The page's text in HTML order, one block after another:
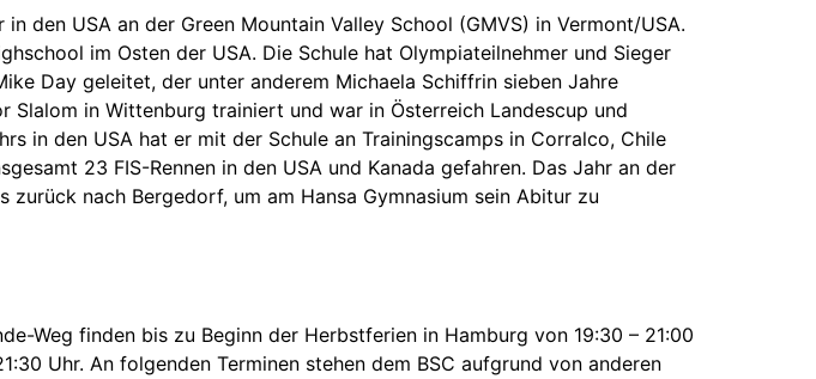
den USA an der Green Mountain Valley School (GMVS) in Vermont/USA.
im Osten der USA. Die Schule hat Olympiateilnehmer und Sieger
Day geleitet, der unter anderem Michaela Schiffrin sieben Jahre
in Wittenburg trainiert und war in Österreich Landescup und
in den USA hat er mit der Schule an Trainingscamps in Corralco, Chile
23 FIS-Rennen in den USA und Kanada gefahren. Das Jahr an der
nach Bergedorf, um am Hansa Gymnasium sein Abitur zu
Weg finden bis zu Beginn der Herbstferien in Hamburg von 19:30 – 21:00
Uhr. An folgenden Terminen stehen dem BSC aufgrund von anderen